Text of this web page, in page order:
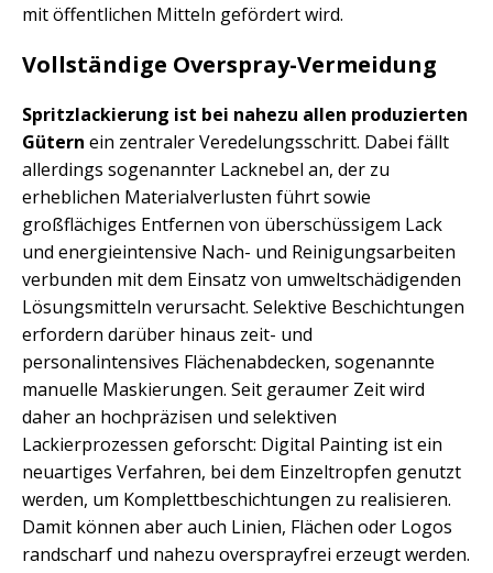
mit öffentlichen Mitteln gefördert wird.
Vollständige Overspray-Vermeidung
Spritzlackierung ist bei nahezu allen produzierten
Gütern ein zentraler Veredelungsschritt. Dabei fällt
allerdings sogenannter Lacknebel an, der zu
erheblichen Materialverlusten führt sowie
großflächiges Entfernen von überschüssigem Lack
und energieintensive Nach- und Reinigungsarbeiten
verbunden mit dem Einsatz von umweltschädigenden
Lösungsmitteln verursacht. Selektive Beschichtungen
erfordern darüber hinaus zeit- und
personalintensives Flächenabdecken, sogenannte
manuelle Maskierungen. Seit geraumer Zeit wird
daher an hochpräzisen und selektiven
Lackierprozessen geforscht: Digital Painting ist ein
neuartiges Verfahren, bei dem Einzeltropfen genutzt
werden, um Komplettbeschichtungen zu realisieren.
Damit können aber auch Linien, Flächen oder Logos
randscharf und nahezu oversprayfrei erzeugt werden.